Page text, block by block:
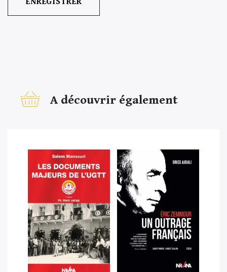
A découvrir également